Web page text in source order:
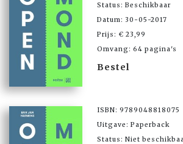
Status: Beschikbaar
Datum: 30-05-2017
Prijs: € 23,99
Omvang: 64 pagina's
Bestel
ISBN: 9789048818075
Uitgave: Paperback
Status: Niet